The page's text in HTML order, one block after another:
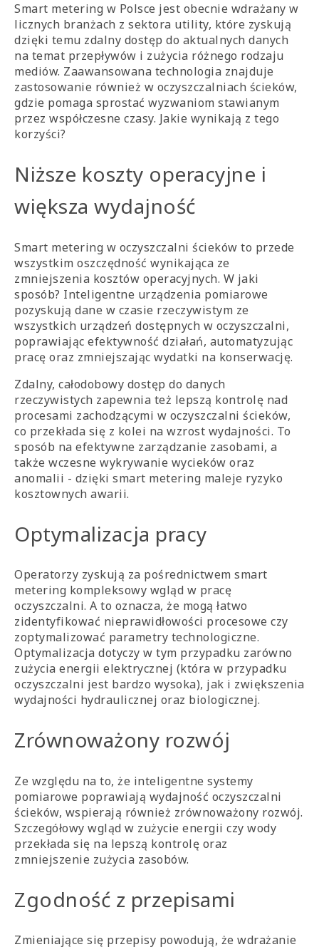
Smart metering w Polsce jest obecnie wdrażany w
licznych branżach z sektora utility, które zyskują
dzięki temu zdalny dostęp do aktualnych danych
na temat przepływów i zużycia różnego rodzaju
mediów. Zaawansowana technologia znajduje
zastosowanie również w oczyszczalniach ścieków,
gdzie pomaga sprostać wyzwaniom stawianym
przez współczesne czasy. Jakie wynikają z tego
korzyści?
Niższe koszty operacyjne i
większa wydajność
Smart metering w oczyszczalni ścieków to przede
wszystkim oszczędność wynikająca ze
zmniejszenia kosztów operacyjnych. W jaki
sposób? Inteligentne urządzenia pomiarowe
pozyskują dane w czasie rzeczywistym ze
wszystkich urządzeń dostępnych w oczyszczalni,
poprawiając efektywność działań, automatyzując
pracę oraz zmniejszając wydatki na konserwację.
Zdalny, całodobowy dostęp do danych
rzeczywistych zapewnia też lepszą kontrolę nad
procesami zachodzącymi w oczyszczalni ścieków,
co przekłada się z kolei na wzrost wydajności. To
sposób na efektywne zarządzanie zasobami, a
także wczesne wykrywanie wycieków oraz
anomalii - dzięki smart metering maleje ryzyko
kosztownych awarii.
Optymalizacja pracy
Operatorzy zyskują za pośrednictwem smart
metering kompleksowy wgląd w pracę
oczyszczalni. A to oznacza, że mogą łatwo
zidentyfikować nieprawidłowości procesowe czy
zoptymalizować parametry technologiczne.
Optymalizacja dotyczy w tym przypadku zarówno
zużycia energii elektrycznej (która w przypadku
oczyszczalni jest bardzo wysoka), jak i zwiększenia
wydajności hydraulicznej oraz biologicznej.
Zrównoważony rozwój
Ze względu na to, że inteligentne systemy
pomiarowe poprawiają wydajność oczyszczalni
ścieków, wspierają również zrównoważony rozwój.
Szczegółowy wgląd w zużycie energii czy wody
przekłada się na lepszą kontrolę oraz
zmniejszenie zużycia zasobów.
Zgodność z przepisami
Zmieniające się przepisy powodują, że wdrażanie